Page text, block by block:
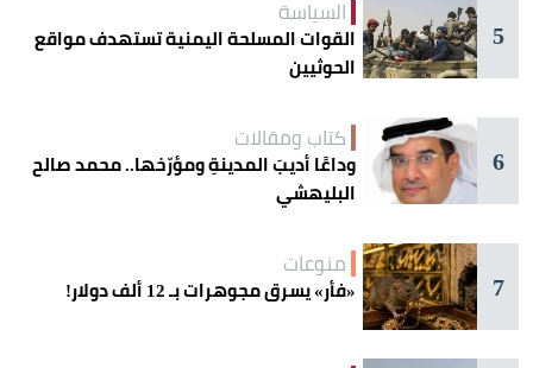
5
السياسة
القوات المسلحة اليمنية تستهدف مواقع
الحوثيين
6
كتاب ومقالات
وداعًا أديبَ المدينةِ ومؤرّخها.. محمد صالح
البليهشي
7
منوعات
«فأر» يسرق مجوهرات بـ 12 ألف دولار!